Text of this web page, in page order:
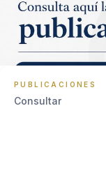
PUBLICACIONES
Consultar